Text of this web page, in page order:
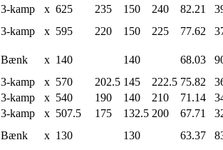
3-kamp x 625 235 150 240 82.21
3-kamp x 595 220 150 225 77.62
Bænk x 140 140 68.03
3-kamp x 570 202.5 145 222.5 75.82
3-kamp x 540 190 140 210 71.14
3-kamp x 507.5 175 132.5 200 67.71
Bænk x 130 130 63.37